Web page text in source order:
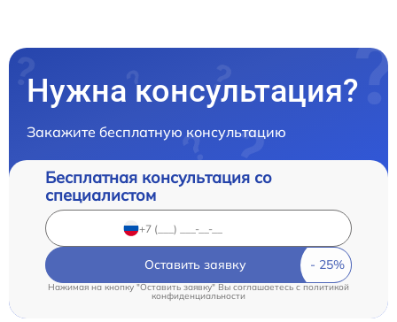
Нужна консультация?
Закажите бесплатную консультацию
Бесплатная консультация со
специалистом
Оставить заявку
Нажимая на кнопку "Оставить заявку" Вы соглашаетесь c политикой
конфиденциальности